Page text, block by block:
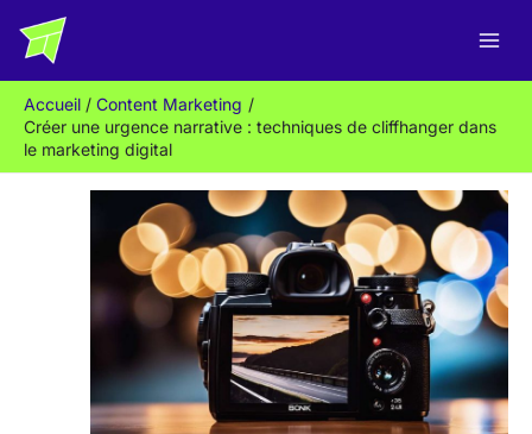
Accueil
Content Marketing
Créer une urgence narrative : techniques de cliffhanger dans
le marketing digital
e
c
h
e